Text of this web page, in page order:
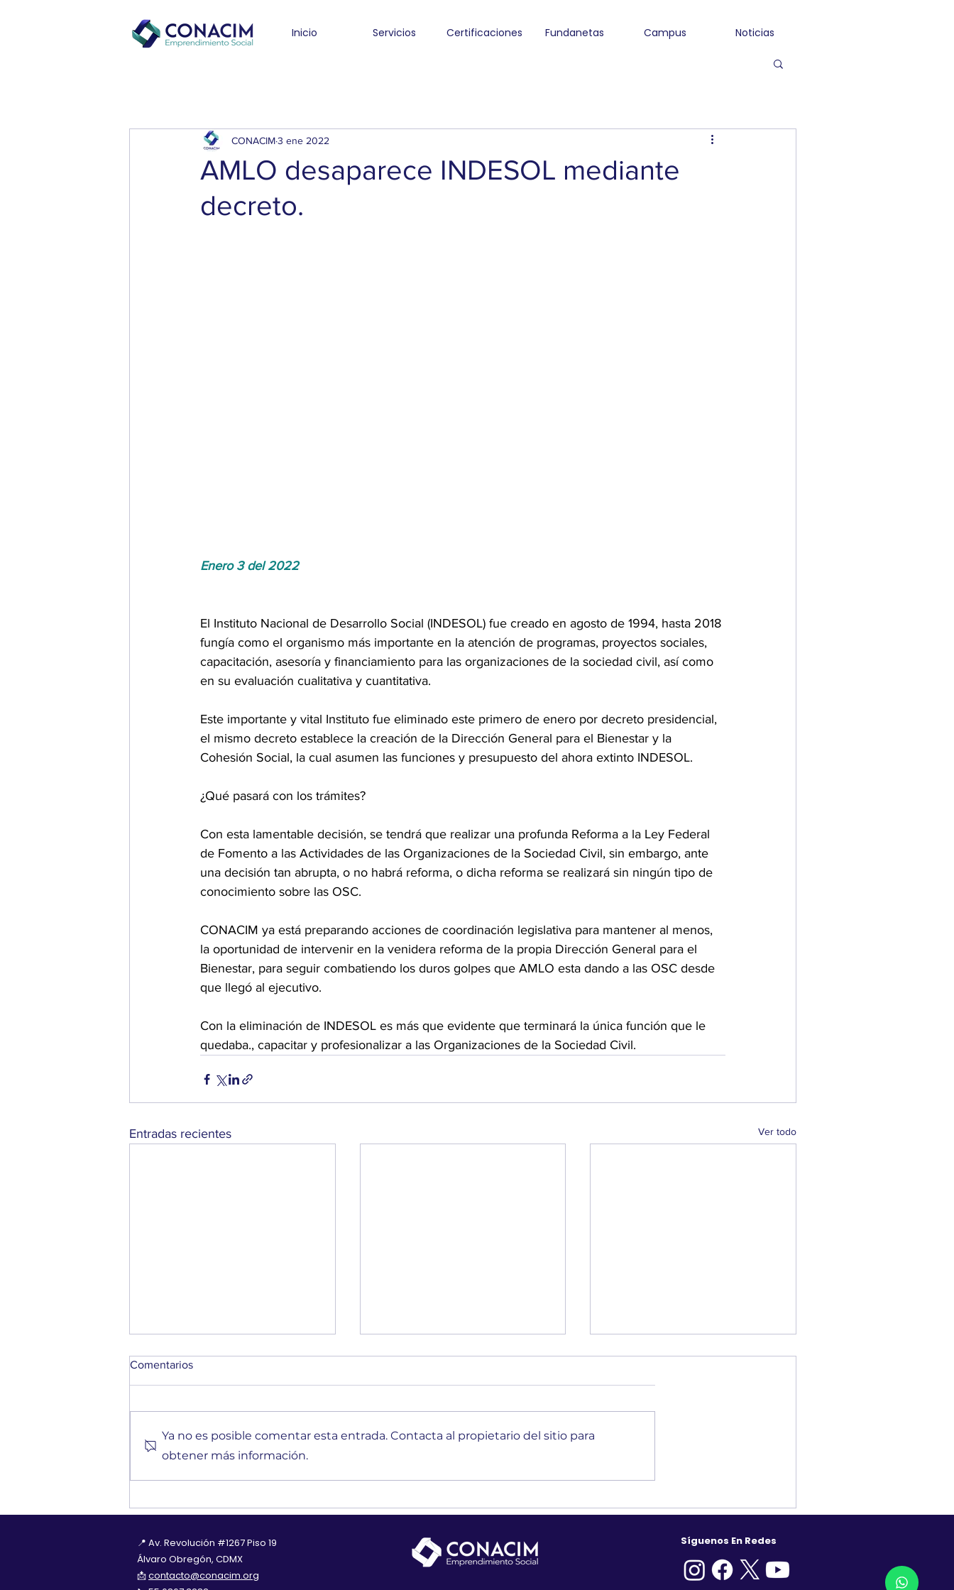
Inicio Servicios Certificaciones Fundanetas Campus Noticias
AMLO desaparece INDESOL mediante
decreto.
CONACIM3 ene 2022
Enero 3 del 2022
El Instituto Nacional de Desarrollo Social (INDESOL) fue creado en agosto de 1994, hasta 2018
fungía como el organismo más importante en la atención de programas, proyectos sociales,
capacitación, asesoría y financiamiento para las organizaciones de la sociedad civil, así como
en su evaluación cualitativa y cuantitativa.
Este importante y vital Instituto fue eliminado este primero de enero por decreto presidencial,
el mismo decreto establece la creación de la Dirección General para el Bienestar y la
Cohesión Social, la cual asumen las funciones y presupuesto del ahora extinto INDESOL.
¿Qué pasará con los trámites?
Con esta lamentable decisión, se tendrá que realizar una profunda Reforma a la Ley Federal
de Fomento a las Actividades de las Organizaciones de la Sociedad Civil, sin embargo, ante
una decisión tan abrupta, o no habrá reforma, o dicha reforma se realizará sin ningún tipo de
conocimiento sobre las OSC.
CONACIM ya está preparando acciones de coordinación legislativa para mantener al menos,
la oportunidad de intervenir en la venidera reforma de la propia Dirección General para el
Bienestar, para seguir combatiendo los duros golpes que AMLO esta dando a las OSC desde
que llegó al ejecutivo.
Con la eliminación de INDESOL es más que evidente que terminará la única función que le
quedaba., capacitar y profesionalizar a las Organizaciones de la Sociedad Civil.
Entradas recientes Ver todo
impacto social
fortalecer proyectos
Comentarios
Ya no es posible comentar esta entrada. Contacta al propietario del sitio para
obtener más información.
📍 Av. Revolución #1267 Piso 19
Álvaro Obregón, CDMX
📩contacto@conacim.org
Síguenos En Redes